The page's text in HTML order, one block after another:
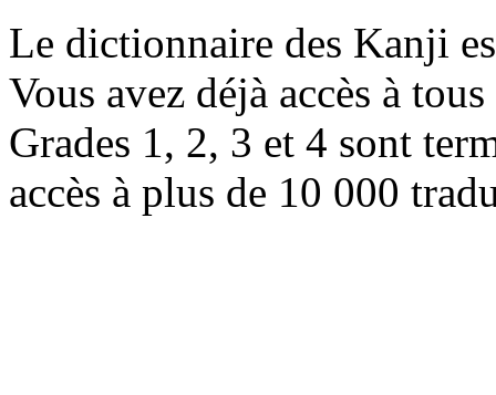
Le dictionnaire des Kanji
Vous avez déjà accès à
Grades 1, 2, 3 et 4 sont
accès à plus de 10 000